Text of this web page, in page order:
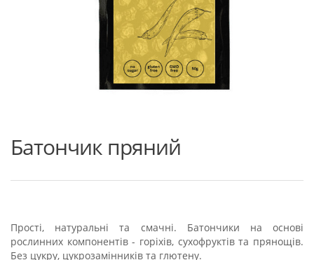
Батончик пряний
Прості, натуральні та смачні. Батончики на основі
рослинних компонентів - горіхів, сухофруктів та прянощів.
Без цукру, цукрозамінників та глютену.